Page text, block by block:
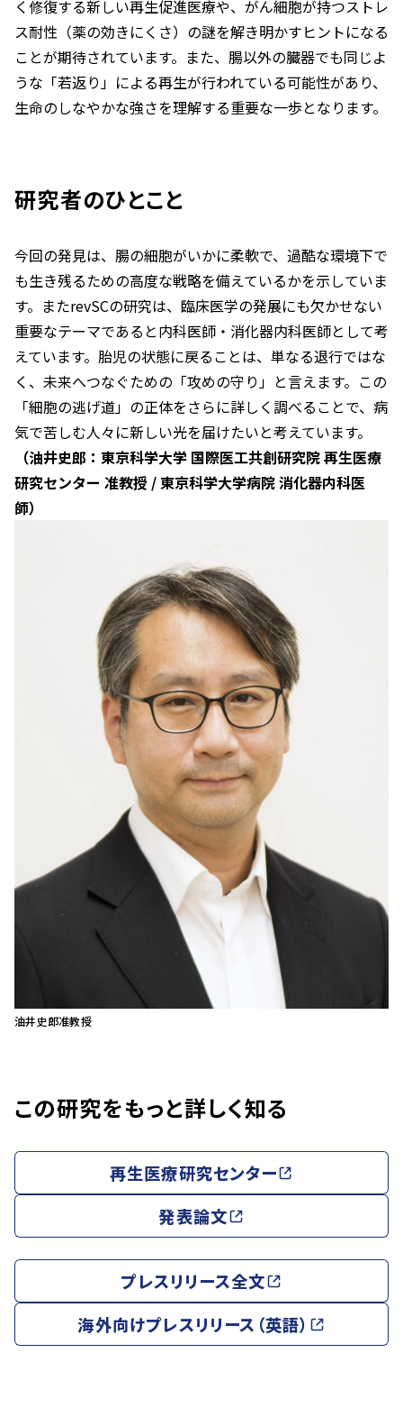
く修復する新しい再生促進医療や、がん細胞が持つストレ
ス耐性（薬の効きにくさ）の謎を解き明かすヒントになる
ことが期待されています。また、腸以外の臓器でも同じよ
うな「若返り」による再生が行われている可能性があり、
生命のしなやかな強さを理解する重要な一歩となります。
研究者のひとこと
今回の発見は、腸の細胞がいかに柔軟で、過酷な環境下で
も生き残るための高度な戦略を備えているかを示していま
す。またrevSCの研究は、臨床医学の発展にも欠かせない
重要なテーマであると内科医師・消化器内科医師として考
えています。胎児の状態に戻ることは、単なる退行ではな
く、未来へつなぐための「攻めの守り」と言えます。この
「細胞の逃げ道」の正体をさらに詳しく調べることで、病
気で苦しむ人々に新しい光を届けたいと考えています。
（油井史郎：東京科学大学 国際医工共創研究院 再生医療
研究センター 准教授 / 東京科学大学病院 消化器内科医
師）
油井史郎准教授
この研究をもっと詳しく知る
再生医療研究センター
発表論文
プレスリリース全文
海外向けプレスリリース（英語）